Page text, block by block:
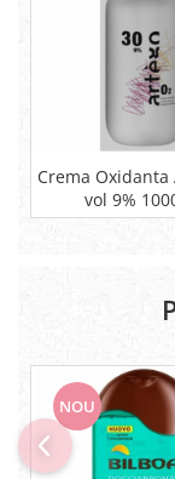
Crema Oxidanta
vol 9%
NOU